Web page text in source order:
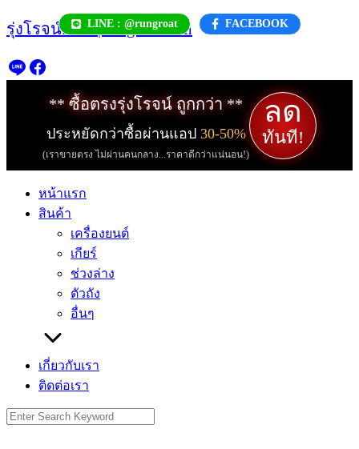
Skip
to
LINE : @rungroat FACEBOOK
รุ่งโรจน์.com | rungroat.com
** ซื้อตรงรุ่งโรจน์ ถูกกว่า **
ประหยัดกว่าซื้อผ่านแอป 30-50%
(เราขายตรง ไม่ผ่านคนกลาง...ราคาดีกว่าแน่นอน!)
ลด
ทันที!
หน้าแรก
สินค้า
เครื่องยนต์
เกียร์
ช่วงล่าง
ตัวถัง
อื่นๆ
เกี่ยวกับเรา
ติดต่อเรา
Search
for: